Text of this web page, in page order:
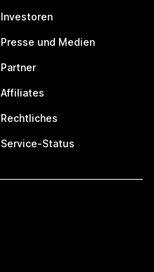
Investoren
Presse und Medien
Partner
Affiliates
Rechtliches
Service-Status